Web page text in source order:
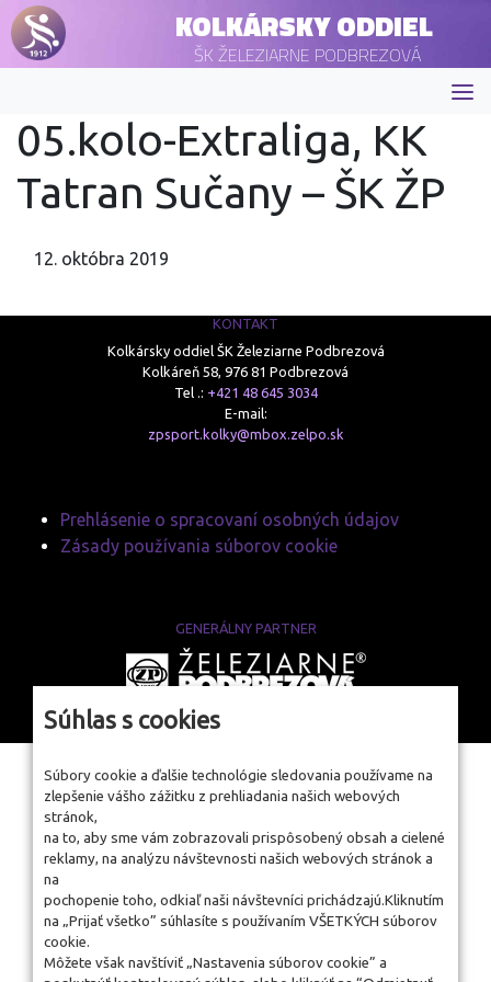
KOLKÁRSKY ODDIEL
ŠK ŽELEZIARNE PODBREZOVÁ
05.kolo-Extraliga, KK
Tatran Sučany – ŠK ŽP
12. októbra 2019
KONTAKT
Kolkársky oddiel ŠK Železiarne Podbrezová
Kolkáreň 58, 976 81 Podbrezová
Tel .: +421 48 645 3034
E-mail:
zpsport.kolky@mbox.zelpo.sk
Prehlásenie o spracovaní osobných údajov
Zásady používania súborov cookie
GENERÁLNY PARTNER
www.zelpo.sk
Súhlas s cookies
Súbory cookie a ďalšie technológie sledovania používame na
zlepšenie vášho zážitku z prehliadania našich webových
stránok,
na to, aby sme vám zobrazovali prispôsobený obsah a cielené
reklamy, na analýzu návštevnosti našich webových stránok a
na
pochopenie toho, odkiaľ naši návštevníci prichádzajú.Kliknutím
na „Prijať všetko” súhlasíte s používaním VŠETKÝCH súborov
cookie.
Môžete však navštíviť „Nastavenia súborov cookie” a